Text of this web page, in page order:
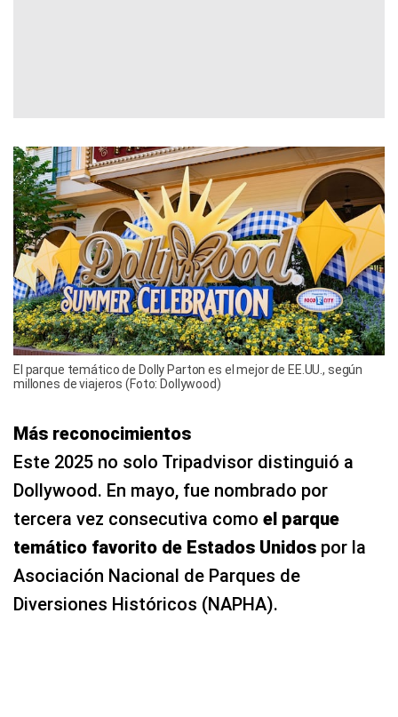
El parque temático de Dolly Parton es el mejor de EE.UU., según
millones de viajeros (Foto: Dollywood)
Más reconocimientos
Este 2025 no solo Tripadvisor distinguió a
Dollywood. En mayo, fue nombrado por
tercera vez consecutiva como el parque
temático favorito de Estados Unidos por la
Asociación Nacional de Parques de
Diversiones Históricos (NAPHA).